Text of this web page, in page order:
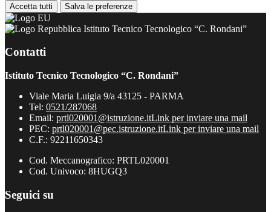
Accetta tutti Salva le preferenze
Istituto Tecnico Tecnologico “C. Rondani”
Contatti
Istituto Tecnico Tecnologico “C. Rondani”
Viale Maria Luigia 9/a 43125 - PARMA
Tel: 0521/287068
Email: prtl020001@istruzione.itLink per inviare una mail
PEC: prtl020001@pec.istruzione.itLink per inviare una mail
C.F.: 92211650343
Cod. Meccanografico: PRTL020001
Cod. Univoco: 8HUGQ3
Seguici su